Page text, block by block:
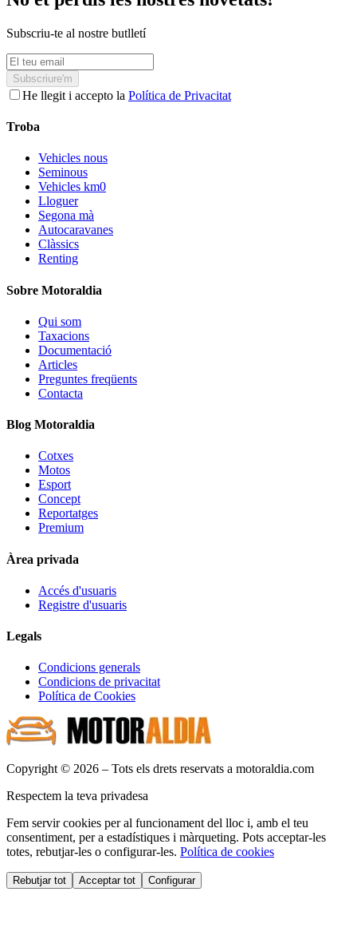
Subscriu-te al nostre butlletí
Subscriure'm
He llegit i accepto la Política de Privacitat
Troba
Vehicles nous
Seminous
Vehicles km0
Lloguer
Segona mà
Autocaravanes
Clàssics
Renting
Sobre Motoraldia
Qui som
Taxacions
Documentació
Articles
Preguntes freqüents
Contacta
Blog Motoraldia
Cotxes
Motos
Esport
Concept
Reportatges
Premium
Àrea privada
Accés d'usuaris
Registre d'usuaris
Legals
Condicions generals
Condicions de privacitat
Política de Cookies
Copyright © 2026 – Tots els drets reservats a motoraldia.com
Respectem la teva privadesa
Fem servir cookies per al funcionament del lloc i, amb el teu
consentiment, per a estadístiques i màrqueting. Pots acceptar-les
totes, rebutjar-les o configurar-les. Política de cookies
Rebutjar tot Acceptar tot Configurar